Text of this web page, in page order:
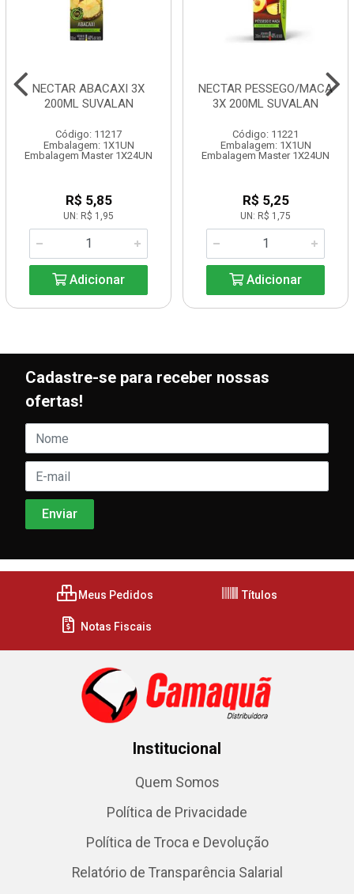
NECTAR ABACAXI 3X
200ML SUVALAN
Código: 11217
Embalagem: 1X1UN
Embalagem Master 1X24UN
R$ 5,85
UN: R$ 1,95
Adicionar
NECTAR PESSEGO/MACA
3X 200ML SUVALAN
Código: 11221
Embalagem: 1X1UN
Embalagem Master 1X24UN
R$ 5,25
UN: R$ 1,75
Adicionar
Cadastre-se para receber nossas
ofertas!
Meus Pedidos Títulos
Notas Fiscais
Institucional
Quem Somos
Política de Privacidade
Política de Troca e Devolução
Relatório de Transparência Salarial